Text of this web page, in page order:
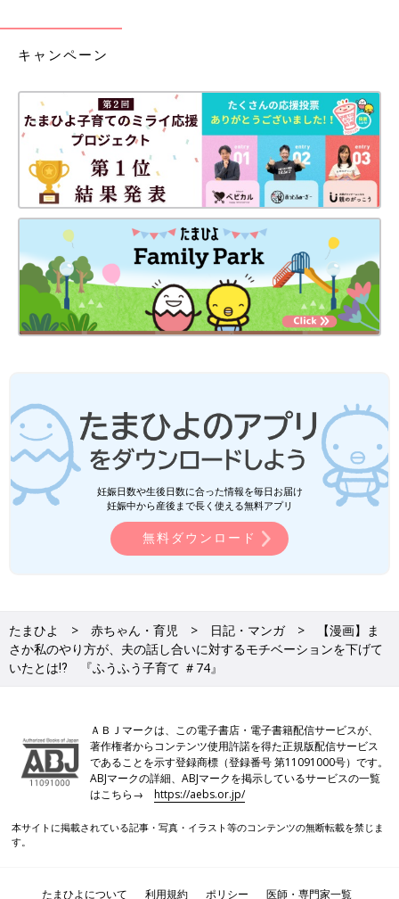
自分がどんなつもりでも相手が嫌なら謝罪したい
ろ、「責められている気持ちになるから……？」という答えが返
ってきました。
く教えて？」などと質問したところ、夫はハッとした顔をして、
「そうやって矢継ぎ早に質問が戻ってくるところ」だと答えまし
た。立て続けの質問には圧力を感じるし、私が理屈屋っぽいので
自分の感情がないがしろにされて責められているように感じると
後までじっくり話を聞かない点、レスポンスが早すぎる点も嫌だ
キャンペーン
妊娠日数や生後日数に合った情報を毎日お届け
妊娠中から産後まで長く使える無料アプリ
無料ダウンロード
たまひよ 赤ちゃん・育児 日記・マンガ
【漫画】ま
さか私のやり方が、夫の話し合いに対するモチベーションを下げて
いたとは⁉︎ 『ふうふう子育て ＃74』
ＡＢＪマークは、この電子書店・電子書籍配信サービスが、
著作権者からコンテンツ使用許諾を得た正規版配信サービス
であることを示す登録商標（登録番号 第11091000号）です。
ABJマークの詳細、ABJマークを掲示しているサービスの一覧
はこちら→https://aebs.or.jp/
本サイトに掲載されている記事・写真・イラスト等のコンテンツの無断転載を禁じま
す。
たまひよについて 利用規約 ポリシー 医師・専門家一覧